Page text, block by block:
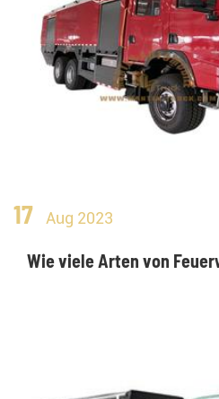
17 Aug 2023
Wie viele Arten von